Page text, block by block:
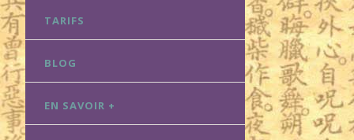
TARIFS
BLOG
EN SAVOIR +